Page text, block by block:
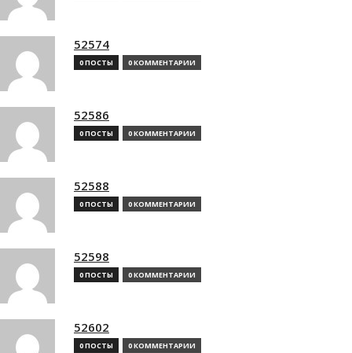
52574
0 ПОСТЫ 0 КОММЕНТАРИИ
52586
0 ПОСТЫ 0 КОММЕНТАРИИ
52588
0 ПОСТЫ 0 КОММЕНТАРИИ
52598
0 ПОСТЫ 0 КОММЕНТАРИИ
52602
0 ПОСТЫ 0 КОММЕНТАРИИ